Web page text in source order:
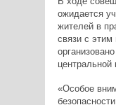
ожидается
жителей в
связи с этим
центральной
«Особое